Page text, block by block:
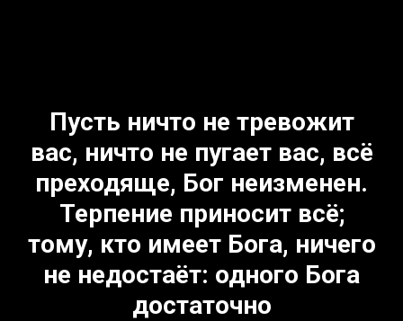
Пусть ничто не тревожит
вас, ничто не пугает вас, всё
преходяще, Бог неизменен.
Терпение приносит всё;
тому, кто имеет Бога, ничего
не недостаёт: одного Бога
достаточно